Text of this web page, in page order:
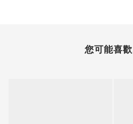
您可能喜